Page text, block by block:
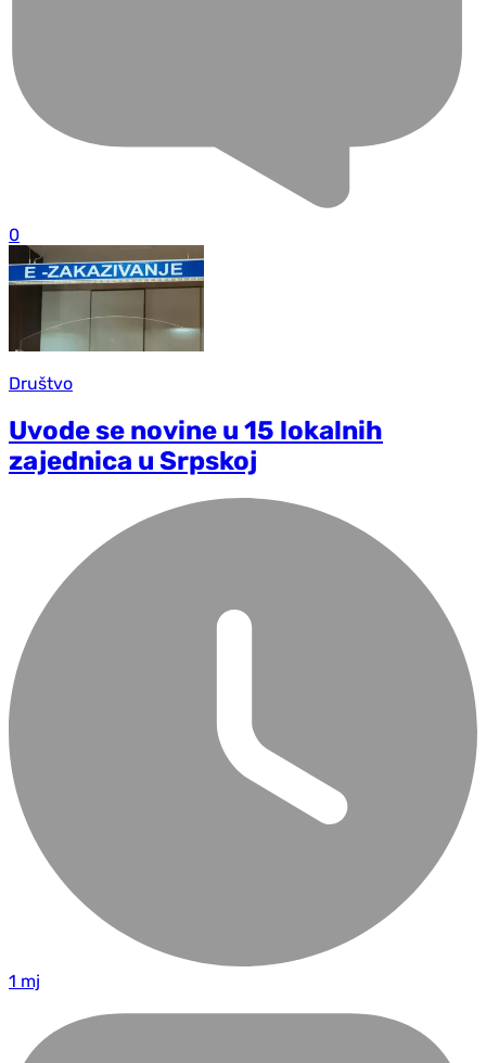
0
Društvo
Uvode se novine u 15 lokalnih
zajednica u Srpskoj
1 mj